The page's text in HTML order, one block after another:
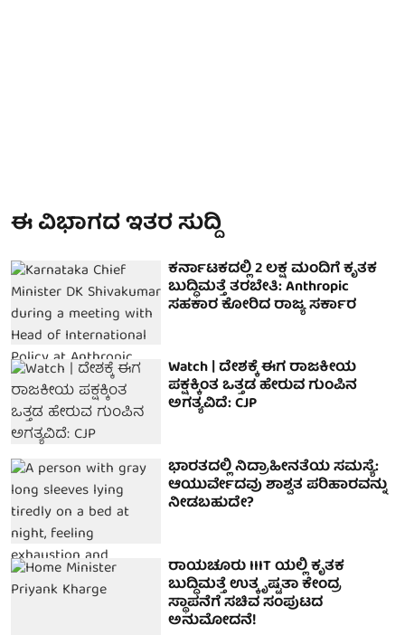
ಈ ವಿಭಾಗದ ಇತರ ಸುದ್ದಿ
ಕರ್ನಾಟಕದಲ್ಲಿ 2 ಲಕ್ಷ ಮಂದಿಗೆ ಕೃತಕ
ಬುದ್ಧಿಮತ್ತೆ ತರಬೇತಿ: Anthropic
ಸಹಕಾರ ಕೋರಿದ ರಾಜ್ಯ ಸರ್ಕಾರ
Watch | ದೇಶಕ್ಕೆ ಈಗ ರಾಜಕೀಯ
ಪಕ್ಷಕ್ಕಿಂತ ಒತ್ತಡ ಹೇರುವ ಗುಂಪಿನ
ಅಗತ್ಯವಿದೆ: CJP
ಭಾರತದಲ್ಲಿ ನಿದ್ರಾಹೀನತೆಯ ಸಮಸ್ಯೆ:
ಆಯುರ್ವೇದವು ಶಾಶ್ವತ ಪರಿಹಾರವನ್ನು
ನೀಡಬಹುದೇ?
ರಾಯಚೂರು IIIT ಯಲ್ಲಿ ಕೃತಕ
ಬುದ್ಧಿಮತ್ತೆ ಉತ್ಕೃಷ್ಟತಾ ಕೇಂದ್ರ
ಸ್ಥಾಪನೆಗೆ ಸಚಿವ ಸಂಪುಟದ
ಅನುಮೋದನೆ!